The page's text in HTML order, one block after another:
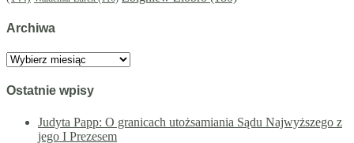
Archiwa
Archiwa
Ostatnie wpisy
Judyta Papp: O granicach utożsamiania Sądu Najwyższego z
jego I Prezesem